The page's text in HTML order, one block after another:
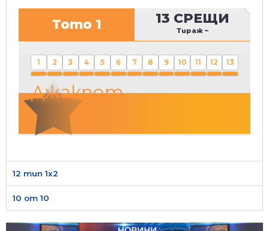
Тото 1 13 СРЕЩИ
Тираж –
1 2 3 4 5 6 7 8 9 10 11 12 13
Джакпот
12 тип 1х2
10 от 10